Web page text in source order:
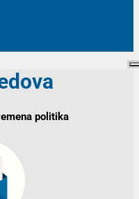
politika